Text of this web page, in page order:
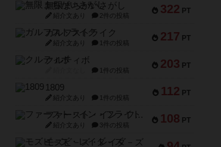
322 PT
無限まちがいさがし
紹介文あり 2件の投稿
217 PT
ガルフストライク
紹介文あり 1件の投稿
203 PT
クルティボ
1件の投稿
112 PT
1809
紹介文あり 1件の投稿
108 PT
ファースト・イン・フライト
紹介文あり 3件の投稿
モズビ－ズ・レイダ－ズ